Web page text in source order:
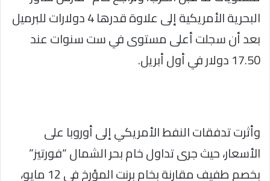
البحرية الأمريكية إلى علاوة قدرها 4 دولارات للبرميل
بعد أن سجلت أعلى مستوى في ست سنوات عند
17.50 دولار في أول أبريل.
وأثرت تدفقات النفط الأمريكي إلى أوروبا على
الأسعار، حيث جرى تداول خام بحر الشمال “فورتيز”
بخصم طفيف مقارنة بخام برنت المؤرخ في 12 مايو،